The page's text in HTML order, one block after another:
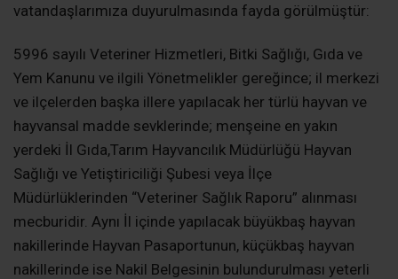
vatandaşlarımıza duyurulmasında fayda görülmüştür:
5996 sayılı Veteriner Hizmetleri, Bitki Sağlığı, Gıda ve
Yem Kanunu ve ilgili Yönetmelikler gereğince; il merkezi
ve ilçelerden başka illere yapılacak her türlü hayvan ve
hayvansal madde sevklerinde; menşeine en yakın
yerdeki İl Gıda,Tarım Hayvancılık Müdürlüğü Hayvan
Sağlığı ve Yetiştiriciliği Şubesi veya İlçe
Müdürlüklerinden “Veteriner Sağlık Raporu” alınması
mecburidir. Aynı İl içinde yapılacak büyükbaş hayvan
nakillerinde Hayvan Pasaportunun, küçükbaş hayvan
nakillerinde ise Nakil Belgesinin bulundurulması yeterli